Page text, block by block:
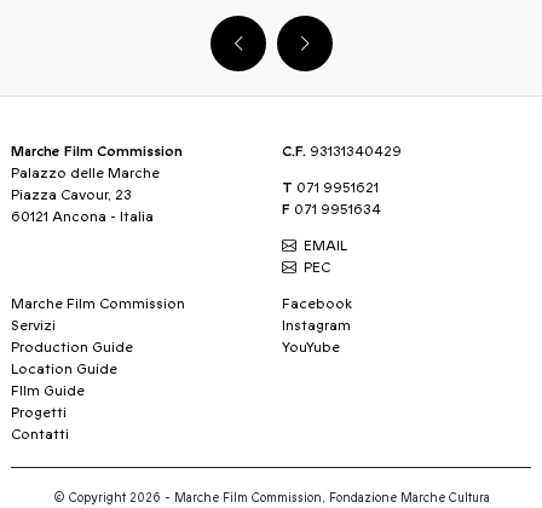
Marche Film Commission
Palazzo delle Marche
Piazza Cavour, 23
60121 Ancona - Italia
C.F. 93131340429
T 071 9951621
F 071 9951634
EMAIL
PEC
Marche Film Commission
Servizi
Production Guide
Location Guide
FIlm Guide
Progetti
Contatti
Facebook
Instagram
YouYube
© Copyright 2026 - Marche Film Commission, Fondazione Marche Cultura